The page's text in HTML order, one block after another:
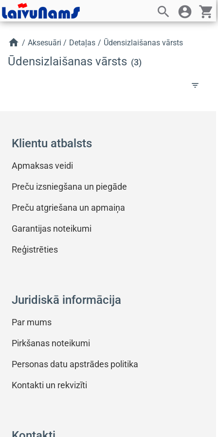
search account_circle shopping_cart
home / Aksesuāri / Detaļas / Ūdensizlaišanas vārsts
Ūdensizlaišanas vārsts (3)
filter_list
Klientu atbalsts
Apmaksas veidi
Preču izsniegšana un piegāde
Preču atgriešana un apmaiņa
Garantijas noteikumi
Reģistrēties
Juridiskā informācija
Par mums
Pirkšanas noteikumi
Personas datu apstrādes politika
Kontakti un rekvizīti